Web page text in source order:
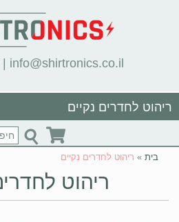
| info@shirtronics.co.il
ריהוט לחדרים נקיים
בית » ריהוט לחדרים נקיים
ריהוט